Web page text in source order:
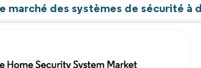
marché des systèmes de sécurité à